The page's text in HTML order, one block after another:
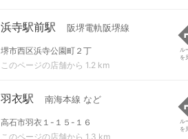
浜寺駅前駅 阪堺電軌阪堺線
堺市西区浜寺公園町２丁
このページの店舗から 1.2 km
ル
を
羽衣駅 南海本線 など
高石市羽衣１-１５-１６
このページの店舗から 1.3 km
ル
を